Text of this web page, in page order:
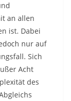
an allen
ist. Dabei
nur auf
Sich
Acht
des